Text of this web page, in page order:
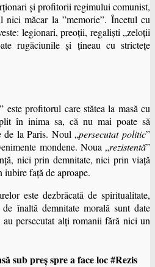
şi profitorii regimului comunist,
nici măcar la ”memorie”. Încetul cu
legionari, preoţii, regalişti „zeloţii
rugăciunile şi ţineau cu stricteţe
profitorul care stătea la masă cu
în inima sa, că nu mai poate să
de la Paris. Noul „persecutat politic”
mondene. Noua „rezistentă”
nici prin demnitate, nici prin viaţă
faţă de aproape.
este dezbrăcată de spiritualitate,
înaltă demnitate morală sunt date
persecutat alţi romanii fără nici un
sub preş spre a face loc #Rezis